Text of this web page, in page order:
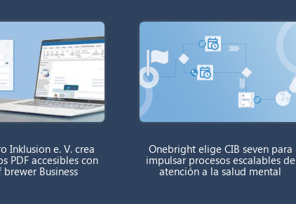
Inklusion e. V. crea
PDF accesibles con
brewer Business
Onebright elige CIB seven para
impulsar procesos escalables de
atención a la salud mental